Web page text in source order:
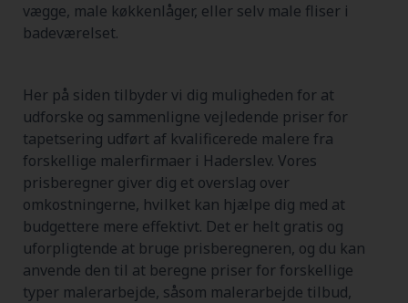
vægge, male køkkenlåger, eller selv male fliser i
badeværelset.
Her på siden tilbyder vi dig muligheden for at
udforske og sammenligne vejledende priser for
tapetsering udført af kvalificerede malere fra
forskellige malerfirmaer i Haderslev. Vores
prisberegner giver dig et overslag over
omkostningerne, hvilket kan hjælpe dig med at
budgettere mere effektivt. Det er helt gratis og
uforpligtende at bruge prisberegneren, og du kan
anvende den til at beregne priser for forskellige
typer malerarbejde, såsom malerarbejde tilbud,